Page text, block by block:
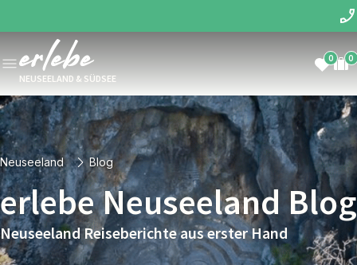
NEUSEELAND & SÜDSEE
0 0
Neuseeland Blog
erlebe Neuseeland Blog
Neuseeland Reiseberichte aus erster Hand